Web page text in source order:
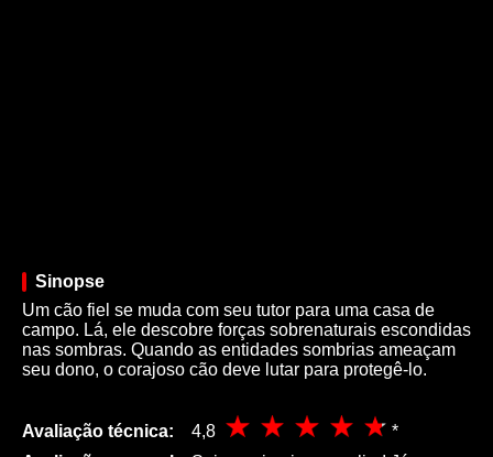
Sinopse
Um cão fiel se muda com seu tutor para uma casa de
campo. Lá, ele descobre forças sobrenaturais escondidas
nas sombras. Quando as entidades sombrias ameaçam
seu dono, o corajoso cão deve lutar para protegê-lo.
Avaliação técnica: 4,8
*